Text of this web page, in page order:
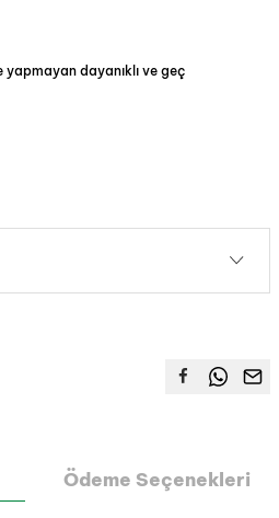
yapmayan dayanıklı ve geç
Ödeme Seçenekleri